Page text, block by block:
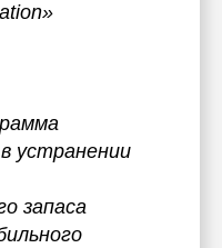
устранении
запаса